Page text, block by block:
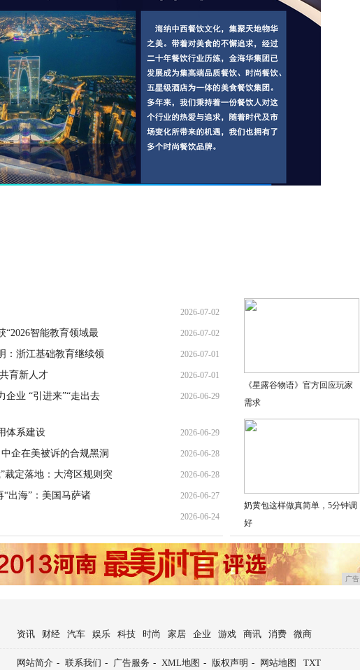
2026-07-02
“2026智能教育领域最 2026-07-02
：浙江基础教育继续领 2026-07-01
育新人才 2026-07-01
企业 “引进来”“走出去 2026-06-29
体系建设 2026-06-29
企在美被诉的合规黑洞 2026-06-28
裁定落地：大湾区规则突 2026-06-28
出海”：美国马萨诸 2026-06-27
2026-06-24
《星露谷物语》官方回应玩家
需求
奶黄包这样做真简单，5分钟调
好
广告
资讯 财经 汽车 娱乐 科技 时尚 家居 企业 游戏 商讯 消费 微商
网站简介 - 联系我们 - 广告服务 - XML地图 - 版权声明 - 网站地图 TXT